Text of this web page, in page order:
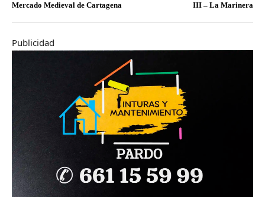
Mercado Medieval de Cartagena
III – La Marinera
Publicidad